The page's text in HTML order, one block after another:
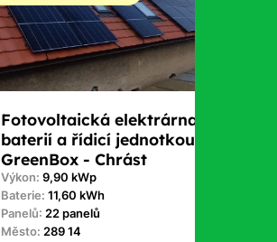
Fotovoltaická elektrárna s
baterií a řídicí jednotkou
GreenBox - Chrást
Výkon: 9,90 kWp
Baterie: 11,60 kWh
Panelů: 22 panelů
Město: 289 14